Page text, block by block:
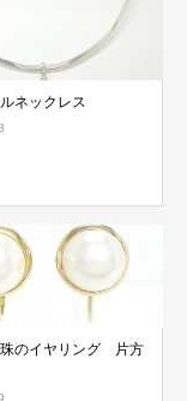
ネックレス
珠のイヤリング 片方